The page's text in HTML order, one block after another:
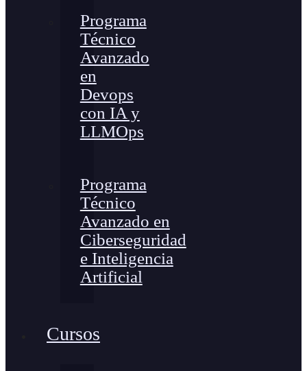
Programa
Técnico
Avanzado
en
Devops
con IA y
LLMOps
Programa
Técnico
Avanzado en
Ciberseguridad
e Inteligencia
Artificial
Cursos